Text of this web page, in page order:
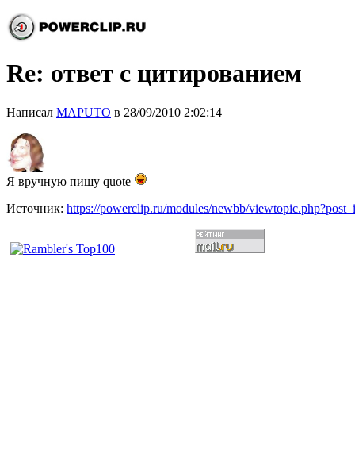
Re: ответ с цитированием
Написал MAPUTO в 28/09/2010 2:02:14
Я вручную пишу quote
Источник: https://powerclip.ru/modules/newbb/